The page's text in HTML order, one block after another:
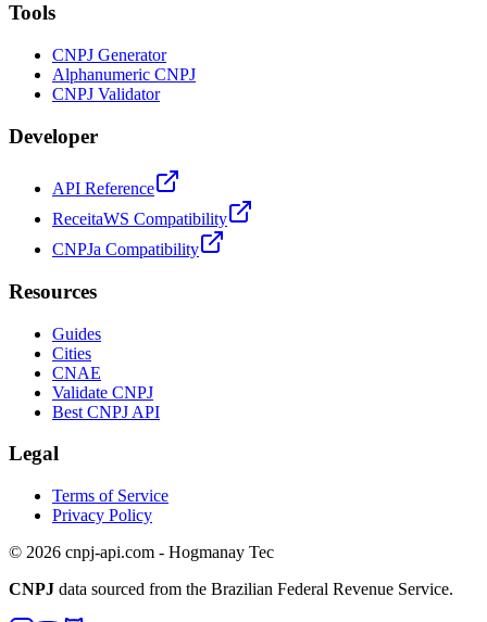
Tools
CNPJ Generator
Alphanumeric CNPJ
CNPJ Validator
Developer
API Reference
ReceitaWS Compatibility
CNPJa Compatibility
Resources
Guides
Cities
CNAE
Validate CNPJ
Best CNPJ API
Legal
Terms of Service
Privacy Policy
© 2026 cnpj-api.com - Hogmanay Tec
CNPJ data sourced from the Brazilian Federal Revenue Service.